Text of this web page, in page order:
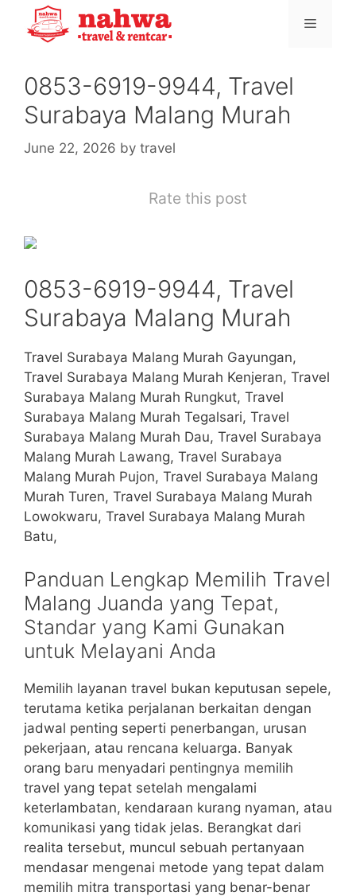
Menu
0853-6919-9944, Travel
Surabaya Malang Murah
June 22, 2026 by travel
Rate this post
0853-6919-9944, Travel
Surabaya Malang Murah
Travel Surabaya Malang Murah Gayungan,
Travel Surabaya Malang Murah Kenjeran, Travel
Surabaya Malang Murah Rungkut, Travel
Surabaya Malang Murah Tegalsari, Travel
Surabaya Malang Murah Dau, Travel Surabaya
Malang Murah Lawang, Travel Surabaya
Malang Murah Pujon, Travel Surabaya Malang
Murah Turen, Travel Surabaya Malang Murah
Lowokwaru, Travel Surabaya Malang Murah
Batu,
Panduan Lengkap Memilih Travel
Malang Juanda yang Tepat,
Standar yang Kami Gunakan
untuk Melayani Anda
Memilih layanan travel bukan keputusan sepele,
terutama ketika perjalanan berkaitan dengan
jadwal penting seperti penerbangan, urusan
pekerjaan, atau rencana keluarga. Banyak
orang baru menyadari pentingnya memilih
travel yang tepat setelah mengalami
keterlambatan, kendaraan kurang nyaman, atau
komunikasi yang tidak jelas. Berangkat dari
realita tersebut, muncul sebuah pertanyaan
mendasar mengenai metode yang tepat dalam
memilih mitra transportasi yang benar-benar